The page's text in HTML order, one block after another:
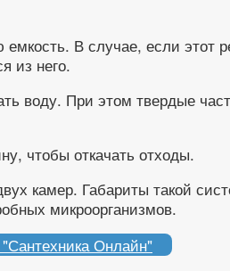
В случае, если
из него.
воду. При этом твердые
чтобы откачать отходы.
камер. Габариты такой
микроорганизмов.
Онлайн"